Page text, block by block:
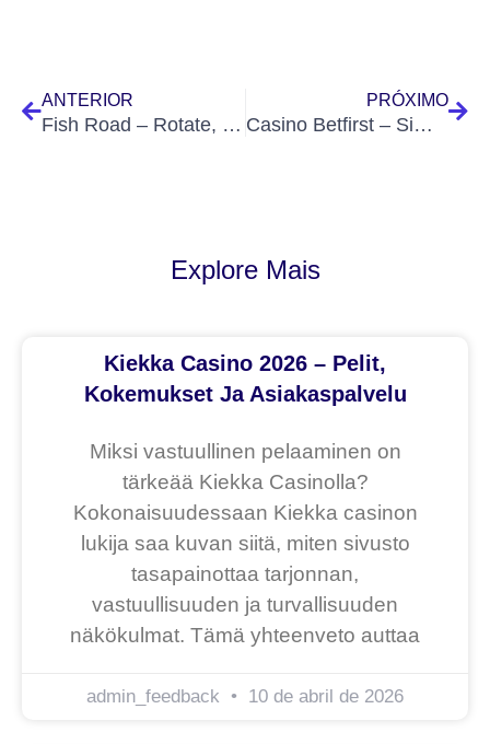
ANTERIOR
Fish Road – Rotate, Triumph, and Feel the Excitement
PRÓXIMO
Casino Betfirst – Simple à rejoindre, difficile à quitter
Explore Mais
Kiekka Casino 2026 – Pelit,
Kokemukset Ja Asiakaspalvelu
Miksi vastuullinen pelaaminen on
tärkeää Kiekka Casinolla?
Kokonaisuudessaan Kiekka casinon
lukija saa kuvan siitä, miten sivusto
tasapainottaa tarjonnan,
vastuullisuuden ja turvallisuuden
näkökulmat. Tämä yhteenveto auttaa
admin_feedback 10 de abril de 2026